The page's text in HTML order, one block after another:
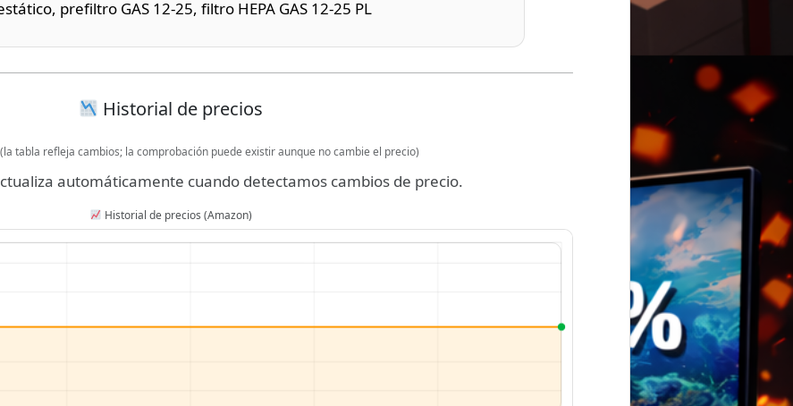
prefiltro GAS 12-25, filtro HEPA GAS 12-25 PL
Historial de precios
(la tabla refleja cambios; la comprobación puede existir aunque no cambie el precio)
automáticamente cuando detectamos cambios de precio.
Historial de precios (Amazon)